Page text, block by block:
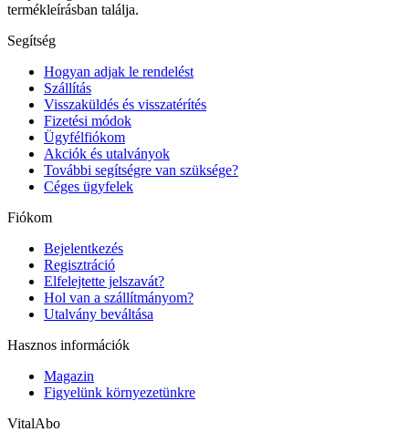
termékleírásban találja.
Segítség
Hogyan adjak le rendelést
Szállítás
Visszaküldés és visszatérítés
Fizetési módok
Ügyfélfiókom
Akciók és utalványok
További segítségre van szüksége?
Céges ügyfelek
Fiókom
Bejelentkezés
Regisztráció
Elfelejtette jelszavát?
Hol van a szállítmányom?
Utalvány beváltása
Hasznos információk
Magazin
Figyelünk környezetünkre
VitalAbo